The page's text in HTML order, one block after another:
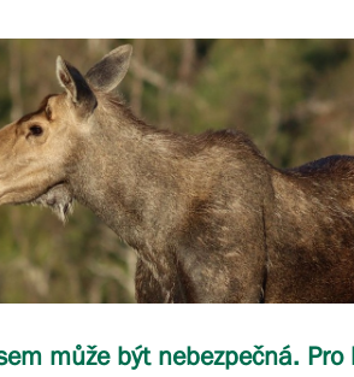
může být nebezpečná.